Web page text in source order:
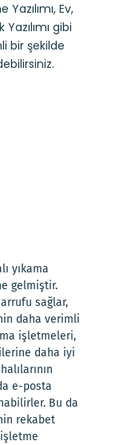
Ev,
gibi
bir şekilde
yıkama
gelmiştir.
sağlar,
daha verimli
işletmeleri,
daha iyi
e-posta
Bu da
rekabet
işletme